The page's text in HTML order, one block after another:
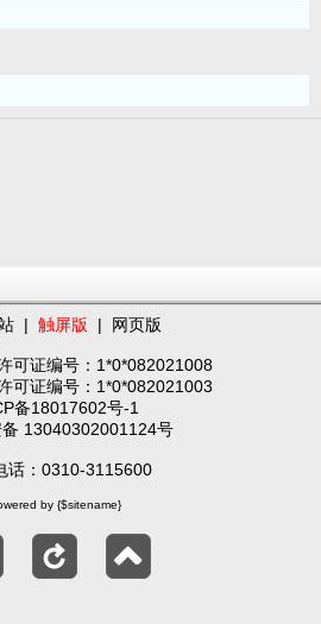
| 触屏版 | 网页版
可证编号：1*0*082021008
可证编号：1*0*082021003
备18017602号-1
13040302001124号
话：0310-3115600
by {$sitename}